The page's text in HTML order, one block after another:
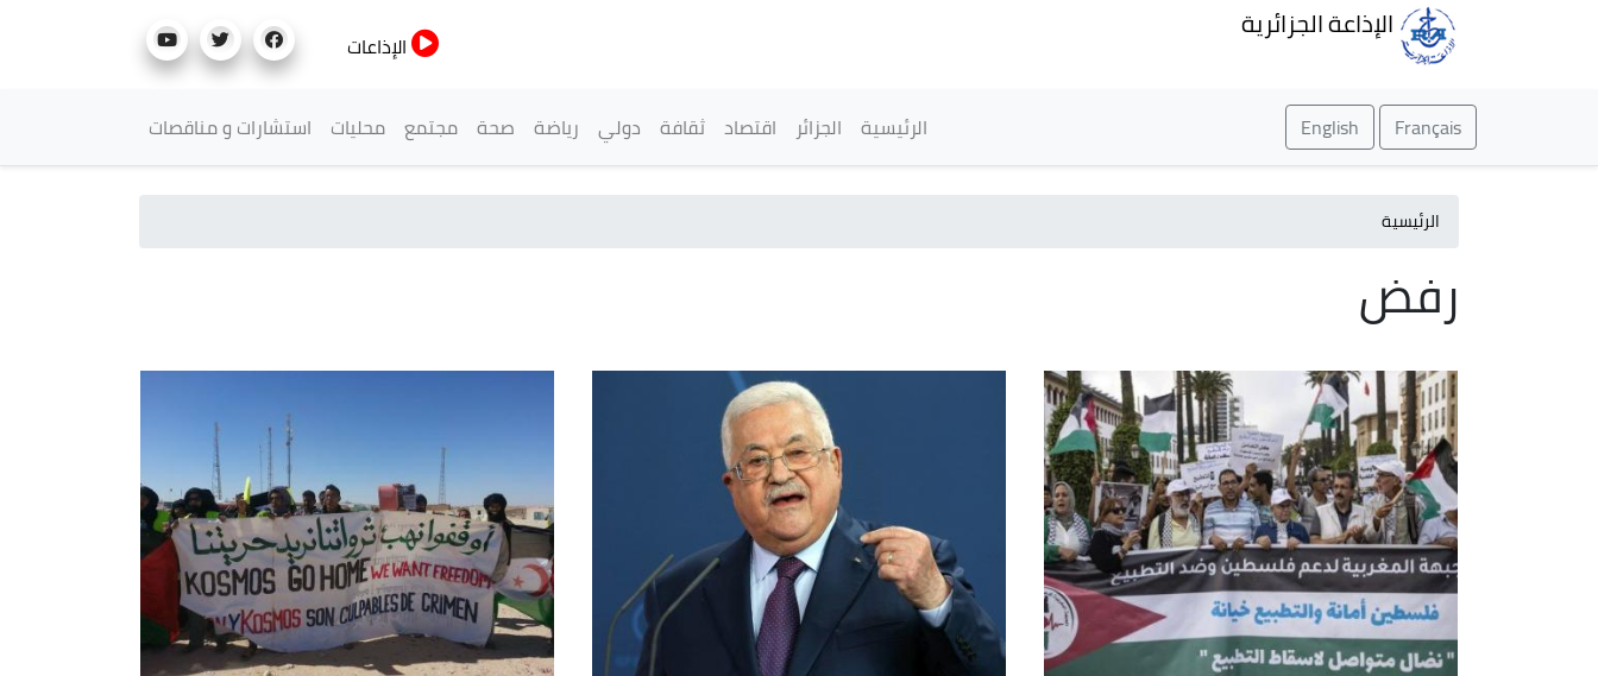
الإذاعة الجزائرية
الإذاعات
Français
English القائمة الرئيسية
الرئيسية الجزائر اقتصاد ثقافة دولي رياضة صحة مجتمع محليات استشارات و مناقصات
الرئيسية
رفض